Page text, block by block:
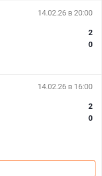
14.02.26 в 20:00
2
0
14.02.26 в 16:00
2
0